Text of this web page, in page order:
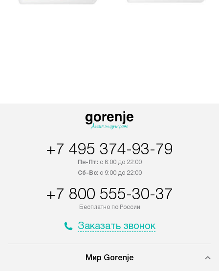
+7 495 374-93-79
Пн-Пт:с 8:00 до 22:00
Сб-Вс:с 9:00 до 22:00
+7 800 555-30-37
Бесплатно по России
Заказать звонок
Мир Gorenje